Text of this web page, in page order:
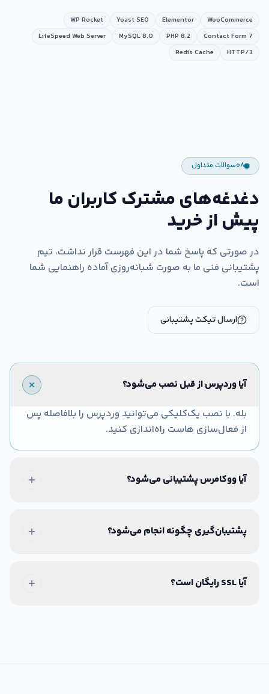
WooCommerce
Elementor
Yoast SEO
WP Rocket
Contact Form 7
PHP 8.2
MySQL 8.0
LiteSpeed Web Server
HTTP/3
Redis Cache
۰۸سوالات متداول
دغدغه‌های مشترک کاربران ما
پیش از خرید
در صورتی که پاسخ شما در این فهرست قرار نداشت، تیم
پشتیبانی فنی ما به صورت شبانه‌روزی آماده راهنمایی شما
است.
ارسال تیکت پشتیبانی
آیا وردپرس از قبل نصب می‌شود؟
بله. با نصب یک‌کلیکی می‌توانید وردپرس را بلافاصله پس
از فعال‌سازی هاست راه‌اندازی کنید.
آیا ووکامرس پشتیبانی می‌شود؟
پشتیبان‌گیری چگونه انجام می‌شود؟
آیا SSL رایگان است؟